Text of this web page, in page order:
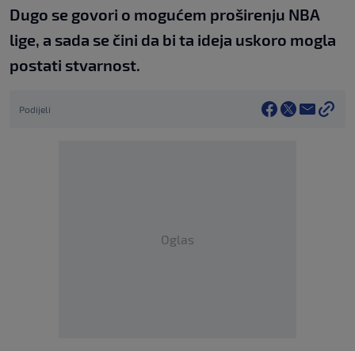
Dugo se govori o mogućem proširenju NBA
lige, a sada se čini da bi ta ideja uskoro mogla
postati stvarnost.
Podijeli
Oglas